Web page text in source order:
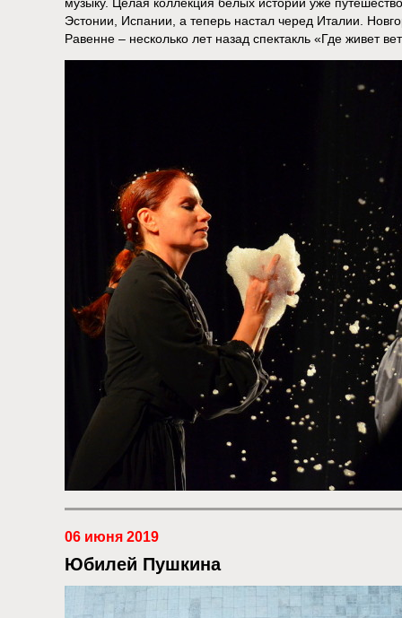
Эстонии, Испании, а теперь настал черед Италии.
Равенне – несколько лет назад спектакль «Где живет
06 июня 2019
Юбилей Пушкина